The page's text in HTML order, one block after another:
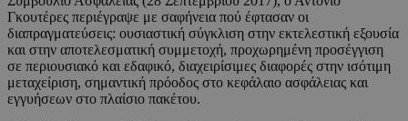
Γκουτέρες περιέγραψε με σαφήνεια πού έφτασαν οι
διαπραγματεύσεις: ουσιαστική σύγκλιση στην εκτελεστική εξουσία
και στην αποτελεσματική συμμετοχή, προχωρημένη προσέγγιση
σε περιουσιακό και εδαφικό, διαχειρίσιμες διαφορές στην ισότιμη
μεταχείριση, σημαντική πρόοδος στο κεφάλαιο ασφάλειας και
εγγυήσεων στο πλαίσιο πακέτου.